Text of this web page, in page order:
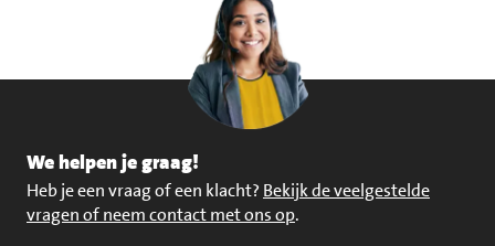
We helpen je graag!
Heb je een vraag of een klacht? Bekijk de veelgestelde
vragen of neem contact met ons op.